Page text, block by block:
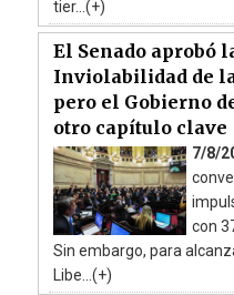
tier...(+)
El Senado aprobó
Inviolabilidad de
pero el Gobierno
otro capítulo clave
7/8/
con
Sin embargo, para
Libe...(+)